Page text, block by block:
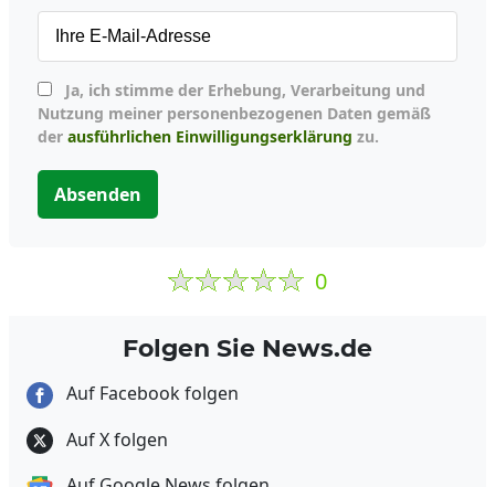
Nutzung meiner personenbezogenen Daten gemäß
der ausführlichen Einwilligungserklärung zu.
Absenden
0
Folgen Sie News.de
Auf Facebook folgen
Auf X folgen